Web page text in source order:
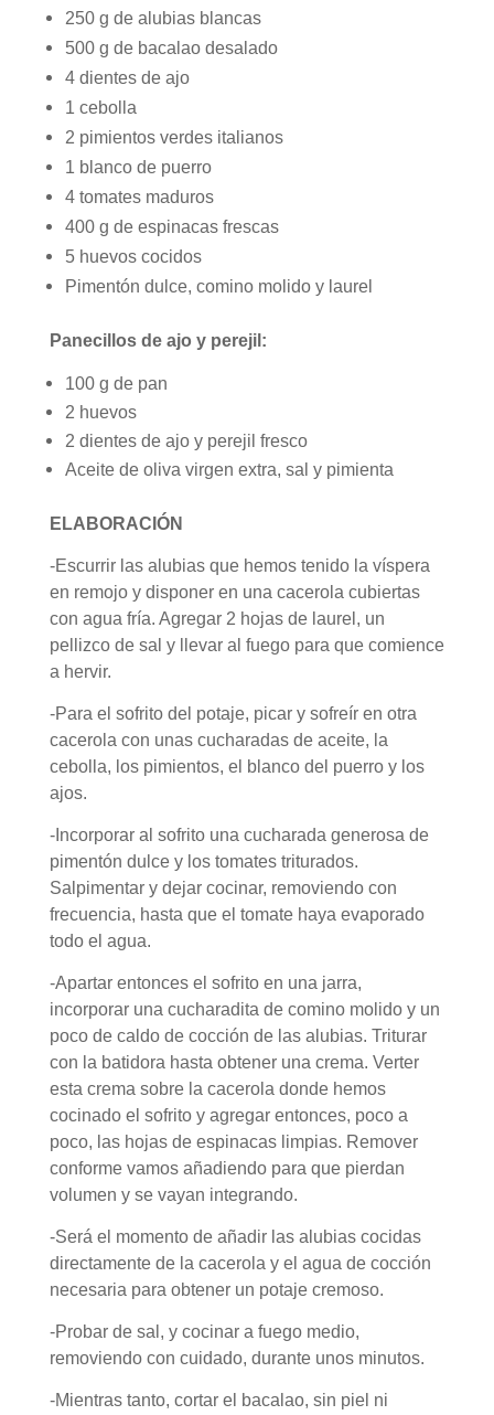
250 g de alubias blancas
500 g de bacalao desalado
4 dientes de ajo
1 cebolla
2 pimientos verdes italianos
1 blanco de puerro
4 tomates maduros
400 g de espinacas frescas
5 huevos cocidos
Pimentón dulce, comino molido y laurel
Panecillos de ajo y perejil:
100 g de pan
2 huevos
2 dientes de ajo y perejil fresco
Aceite de oliva virgen extra, sal y pimienta
ELABORACIÓN
-Escurrir las alubias que hemos tenido la víspera
en remojo y disponer en una cacerola cubiertas
con agua fría. Agregar 2 hojas de laurel, un
pellizco de sal y llevar al fuego para que comience
a hervir.
-Para el sofrito del potaje, picar y sofreír en otra
cacerola con unas cucharadas de aceite, la
cebolla, los pimientos, el blanco del puerro y los
ajos.
-Incorporar al sofrito una cucharada generosa de
pimentón dulce y los tomates triturados.
Salpimentar y dejar cocinar, removiendo con
frecuencia, hasta que el tomate haya evaporado
todo el agua.
-Apartar entonces el sofrito en una jarra,
incorporar una cucharadita de comino molido y un
poco de caldo de cocción de las alubias. Triturar
con la batidora hasta obtener una crema. Verter
esta crema sobre la cacerola donde hemos
cocinado el sofrito y agregar entonces, poco a
poco, las hojas de espinacas limpias. Remover
conforme vamos añadiendo para que pierdan
volumen y se vayan integrando.
-Será el momento de añadir las alubias cocidas
directamente de la cacerola y el agua de cocción
necesaria para obtener un potaje cremoso.
-Probar de sal, y cocinar a fuego medio,
removiendo con cuidado, durante unos minutos.
-Mientras tanto, cortar el bacalao, sin piel ni